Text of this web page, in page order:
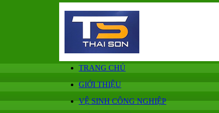
TRANG CHỦ
GIỚI THIỆU
VỆ SINH CÔNG NGHIỆP